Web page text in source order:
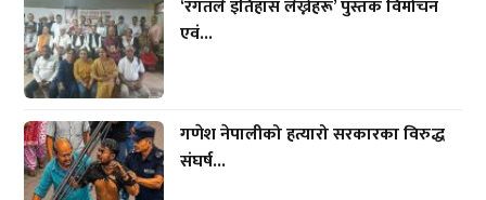
‘रगतले इतिहास लेख्नेहरू’ पुस्तक विमोचन
एवं...
गणेश नेपालीको हत्यारो सरकारका विरुद्ध
संघर्ष...